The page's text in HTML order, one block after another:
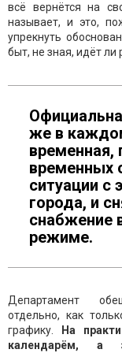
всё вернётся на
называет, и это,
упрекнуть
быт, не зная, идёт ли
же в
временная,
временных
ситуации с
города, и
снабжение
режиме.
Департамент
отдельно, как
графику.
На
календарём, а